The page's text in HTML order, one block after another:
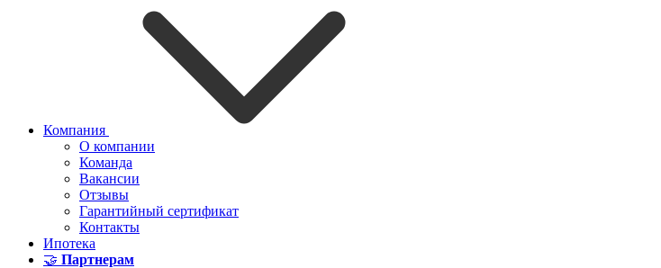
Компания
О компании
Команда
Вакансии
Отзывы
Гарантийный сертификат
Контакты
Ипотека
🤝 Партнерам